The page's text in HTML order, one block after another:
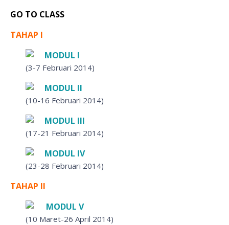
GO TO CLASS
TAHAP I
MODUL I
(3-7 Februari 2014)
MODUL II
(10-16 Februari 2014)
MODUL III
(17-21 Februari 2014)
MODUL IV
(23-28 Februari 2014)
TAHAP II
MODUL V
(10 Maret-26 April 2014)